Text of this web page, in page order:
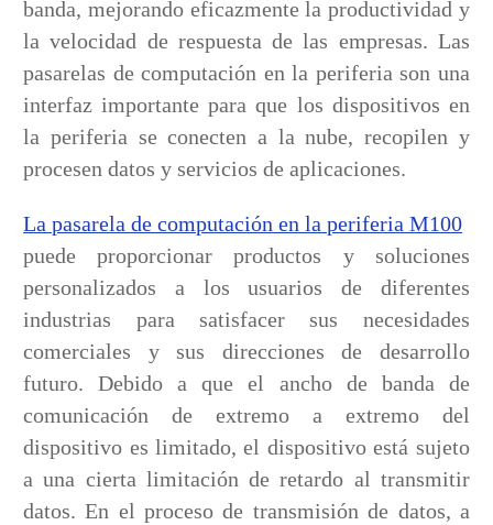
banda, mejorando eficazmente la productividad y
la velocidad de respuesta de las empresas. Las
pasarelas de computación en la periferia son una
interfaz importante para que los dispositivos en
la periferia se conecten a la nube, recopilen y
procesen datos y servicios de aplicaciones.
La pasarela de computación en la periferia M100
puede proporcionar productos y soluciones
personalizados a los usuarios de diferentes
industrias para satisfacer sus necesidades
comerciales y sus direcciones de desarrollo
futuro. Debido a que el ancho de banda de
comunicación de extremo a extremo del
dispositivo es limitado, el dispositivo está sujeto
a una cierta limitación de retardo al transmitir
datos. En el proceso de transmisión de datos, a